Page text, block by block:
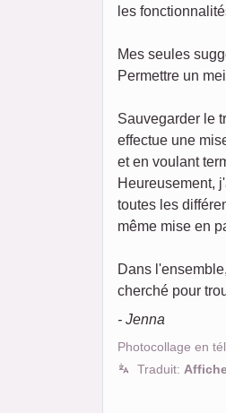
les
Mes seules
Permettre un
Sauvegarder le
effectue une
et en voulant
Heureusement,
toutes les
même mise en
Dans
cherché pour
- Jenna
Photocollage en
Traduit: